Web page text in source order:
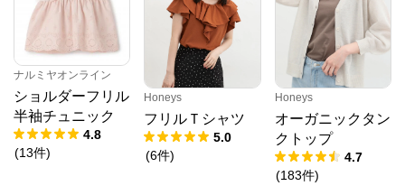
ナルミヤオンライン
ショルダーフリル
半袖チュニック
4.8
(13件)
Honeys
フリルＴシャツ
5.0
(6件)
Honeys
オーガニックタン
クトップ
4.7
(183件)